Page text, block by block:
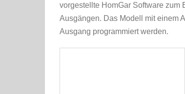
vorgestellte HomGar Software zum
Ausgängen. Das Modell mit einem
Ausgang programmiert werden.